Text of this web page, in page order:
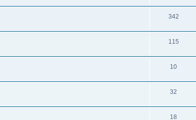
342
115
10
32
18